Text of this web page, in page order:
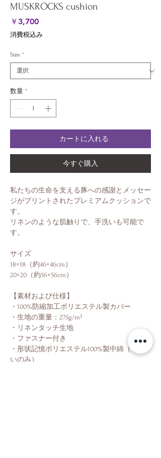
MUSKROCKS cushion
￥3,700価
格
消費税込み
Size *
数量 *
カートに入れる
今すぐ購入
私たちの生命を支える豚への感謝とメッセー
ジがプリントされたプレミアムクッションで
す。
リネンのような肌触りで、手洗いも可能で
す。
サイズ
18×18（約46×46cm）
20×20（約56×56cm）
【素材および仕様】
・100%防縮加工ポリエステル製カバー
・生地の重量：275g/m²
・リネンタッチ生地
・ファスナー付き
・形状記憶ポリエステル100%製中綿（手洗
いのみ）